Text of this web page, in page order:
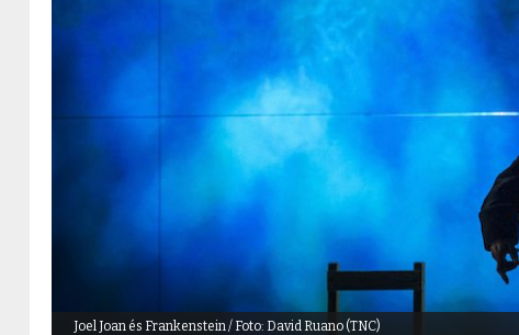
Joel Joan és Frankenstein / Foto: David Ruano (TNC)